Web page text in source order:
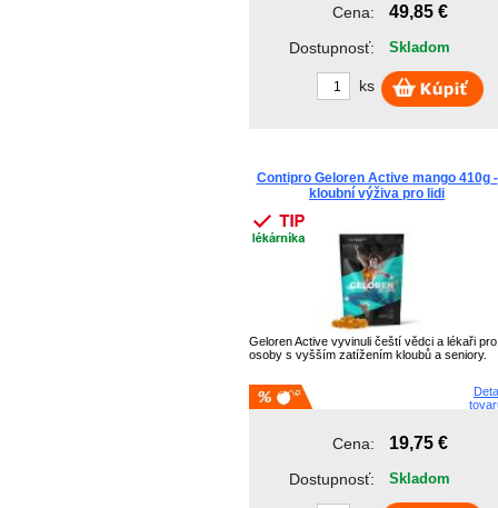
Cena: 49,85 €
Dostupnosť: Skladom
ks
Contipro Geloren Active mango 410g -
kloubní výživa pro lidi
Geloren Active vyvinuli čeští vědci a lékaři pro
osoby s vyšším zatížením kloubů a seniory.
Cena: 19,75 €
Dostupnosť: Skladom